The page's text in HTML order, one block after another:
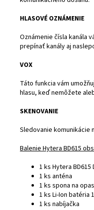
HLASOVÉ OZNÁMENIE
Oznámenie čísla kanála
prepínať kanály aj
VOX
Táto funkcia vám
hlasu, keď nemôžete
SKENOVANIE
Sledovanie komunikácie
Balenie Hytera BD615
1 ks Hytera BD615
1 ks anténa
1 ks spona na
1 ks Li-Ion batéria
1 ks nabíjačka